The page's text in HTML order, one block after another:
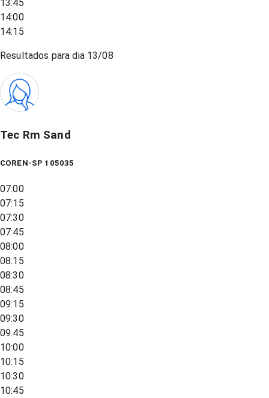
13:45
14:00
14:15
Resultados para dia 13/08
Tec Rm Sand
COREN-SP 105035
07:00
07:15
07:30
07:45
08:00
08:15
08:30
08:45
09:15
09:30
09:45
10:00
10:15
10:30
10:45